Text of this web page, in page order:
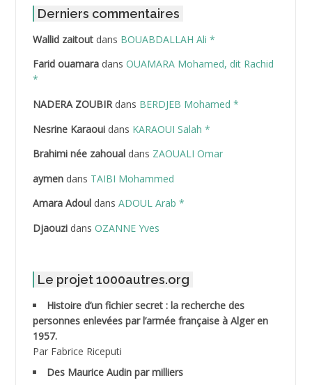
ABDAT Amar
ABDEDDAIM Hamid
ABDELAZIZ Mohamed
ABDELHAFID Lakhdar
ABDELLI Mohamed
ABDELLI Mohamed *
ABDELMOUMENE Ahmed
ABDESMED Mohamed ben Kaddour
ABDESSELAMI Kouider
Derniers commentaires
Wallid zaitoutdans BOUABDALLAH Ali *
Farid ouamaradans OUAMARA Mohamed, dit Rachid
*
NADERA ZOUBIRdans BERDJEB Mohamed *
Nesrine Karaouidans KARAOUI Salah *
Brahimi née zahoualdans ZAOUALI Omar
aymendans TAIBI Mohammed
Amara Adouldans ADOUL Arab *
Djaouzidans OZANNE Yves
Le projet 1000autres.org
Histoire d’un fichier secret : la recherche des
personnes enlevées par l’armée française à Alger en
1957.
Par Fabrice Riceputi
Des Maurice Audin par milliers